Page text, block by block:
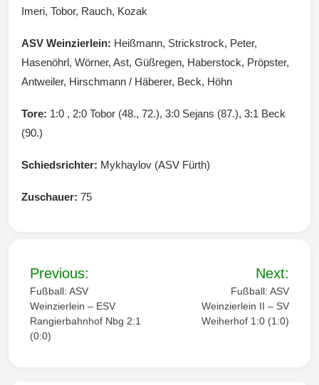
Imeri, Tobor, Rauch, Kozak
ASV Weinzierlein: Heißmann, Strickstrock, Peter,
Hasenöhrl, Wörner, Ast, Güßregen, Haberstock, Pröpster,
Antweiler, Hirschmann / Häberer, Beck, Höhn
Tore: 1:0 , 2:0 Tobor (48., 72.), 3:0 Sejans (87.), 3:1 Beck
(90.)
Schiedsrichter: Mykhaylov (ASV Fürth)
Zuschauer: 75
B
e
i
t
Previous:
Fußball: ASV
Weinzierlein – ESV
Rangierbahnhof Nbg 2:1
(0:0)
Next:
Fußball: ASV
Weinzierlein II – SV
Weiherhof 1:0 (1:0)